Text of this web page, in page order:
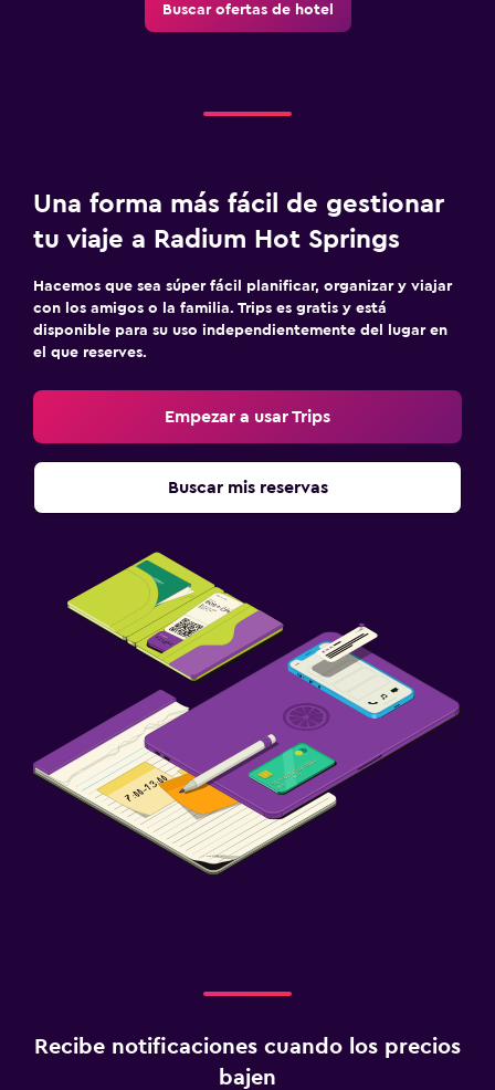
Buscar ofertas de hotel
Una forma más fácil de gestionar
tu viaje a Radium Hot Springs
Hacemos que sea súper fácil planificar, organizar y viajar
con los amigos o la familia. Trips es gratis y está
disponible para su uso independientemente del lugar en
el que reserves.
Empezar a usar Trips
Buscar mis reservas
Recibe notificaciones cuando los precios
bajen